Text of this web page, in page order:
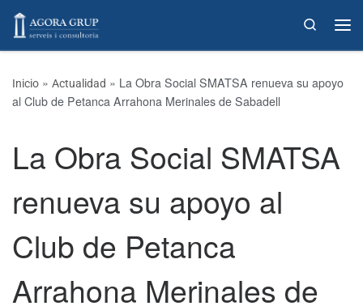
Skip to content Search
Inicio » Actualidad » La Obra Social SMATSA renueva su apoyo
al Club de Petanca Arrahona Merinales de Sabadell
La Obra Social SMATSA
renueva su apoyo al
Club de Petanca
Arrahona Merinales de